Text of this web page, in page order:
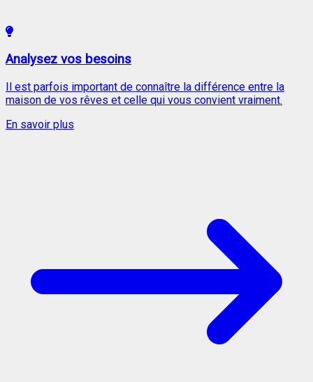
Analysez vos besoins
Il est parfois important de connaître la différence entre la
maison de vos rêves et celle qui vous convient vraiment.
En savoir plus